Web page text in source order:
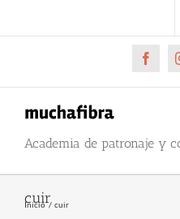
al
Academia de patronaje y
cuir
Inicio cuir